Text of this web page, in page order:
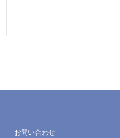
お問い合わせ